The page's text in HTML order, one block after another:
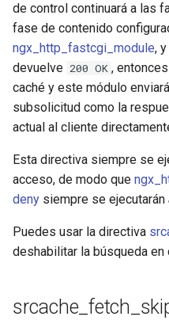
de control continuará a las
fase de contenido
ngx_http_fastcgi_module,
devuelve 200 OK ,
caché y este módulo
subsolicitud como la
actual al cliente
Esta directiva siempre se
acceso, de modo que
deny siempre se ejecutarán
Puedes usar la directiva
deshabilitar la búsqueda en